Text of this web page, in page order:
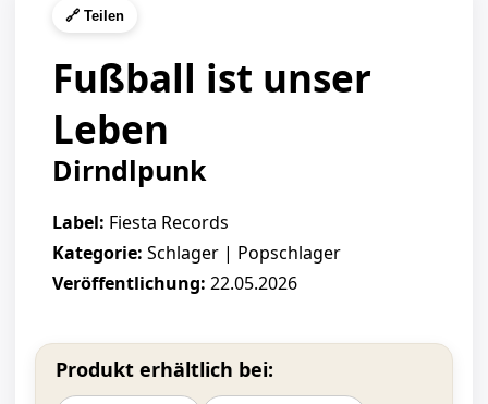
🔗 Teilen
Fußball ist unser
Leben
Dirndlpunk
Label: Fiesta Records
Kategorie: Schlager | Popschlager
Veröffentlichung: 22.05.2026
Produkt erhältlich bei: